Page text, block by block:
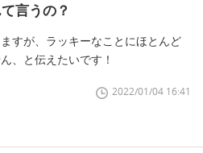
言うの？
すが、ラッキーなことにほとんど
、と伝えたいです！
2022/01/04 16:41